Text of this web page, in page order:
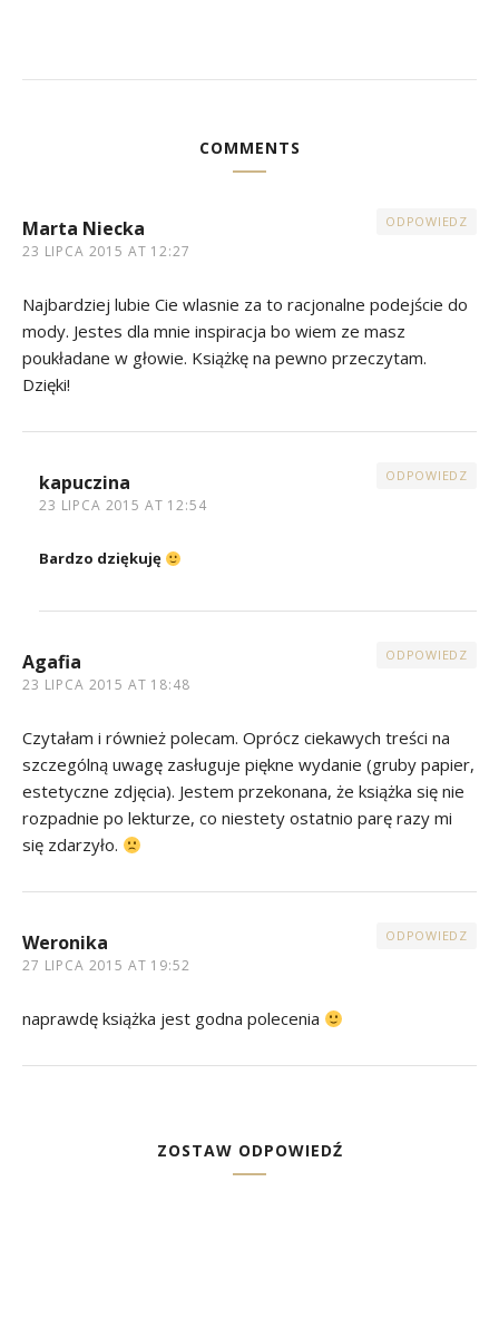
COMMENTS
Marta Niecka
23 LIPCA 2015 AT 12:27
ODPOWIEDZ
Najbardziej lubie Cie wlasnie za to racjonalne podejście do
mody. Jestes dla mnie inspiracja bo wiem ze masz
poukładane w głowie. Książkę na pewno przeczytam.
Dzięki!
kapuczina
23 LIPCA 2015 AT 12:54
ODPOWIEDZ
Bardzo dziękuję
Agafia
23 LIPCA 2015 AT 18:48
ODPOWIEDZ
Czytałam i również polecam. Oprócz ciekawych treści na
szczególną uwagę zasługuje piękne wydanie (gruby papier,
estetyczne zdjęcia). Jestem przekonana, że książka się nie
rozpadnie po lekturze, co niestety ostatnio parę razy mi
się zdarzyło.
Weronika
27 LIPCA 2015 AT 19:52
ODPOWIEDZ
naprawdę książka jest godna polecenia
ZOSTAW ODPOWIEDŹ